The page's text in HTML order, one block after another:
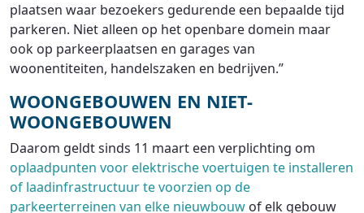
plaatsen waar bezoekers gedurende een bepaalde tijd
parkeren. Niet alleen op het openbare domein maar
ook op parkeerplaatsen en garages van
woonentiteiten, handelszaken en bedrijven.”
WOONGEBOUWEN EN NIET-
WOONGEBOUWEN
Daarom geldt sinds 11 maart een verplichting om
oplaadpunten voor elektrische voertuigen te installeren
of laadinfrastructuur te voorzien op de
parkeerterreinen van elke nieuwbouw of elk gebouw